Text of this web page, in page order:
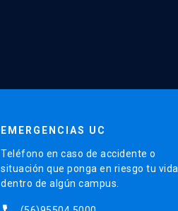
EMERGENCIAS UC
Teléfono en caso de accidente o
situación que ponga en riesgo tu vida
dentro de algún campus.